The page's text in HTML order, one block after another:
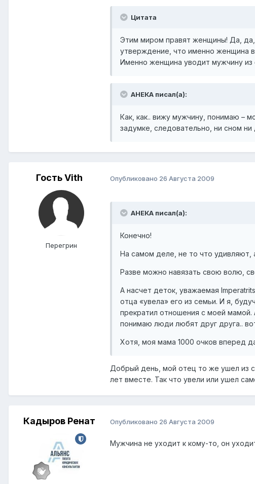
Цитата
Этим миром правят женщины! Да,
утверждение, что именно женщина
Именно женщина уводит мужчину из
АНЕКА писал(а):
Как, как.. вижу мужчину, понимаю –
задумке, следовательно, ни сном
Гость Vith
Перегрин
Опубликовано 26 Августа 2009
АНЕКА писал(а):
Конечно!
На самом деле, не то что удивляют,
Разве можно навязать свою волю,
А насчет деток, уважаемая
отца «увела» его из семьи. И я,
прекратил отношения с моей
понимаю люди любят друг друга..
Хотя, моя мама 1000 очков вперед
Добрый день, мой отец то же ушел из
лет вместе. Так что увели или ушел
Кадыров Ренат Опубликовано 26 Августа 2009
Мужчина не уходит к кому-то, он